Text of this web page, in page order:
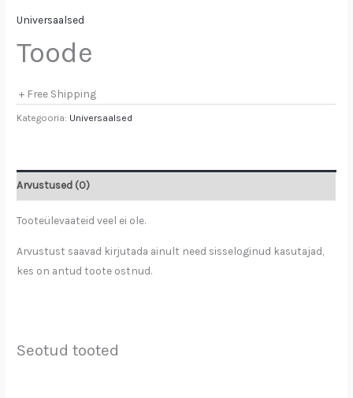
Universaalsed
Toode
+ Free Shipping
Kategooria: Universaalsed
Arvustused (0)
Tooteülevaateid veel ei ole.
Arvustust saavad kirjutada ainult need sisseloginud kasutajad,
kes on antud toote ostnud.
Seotud tooted